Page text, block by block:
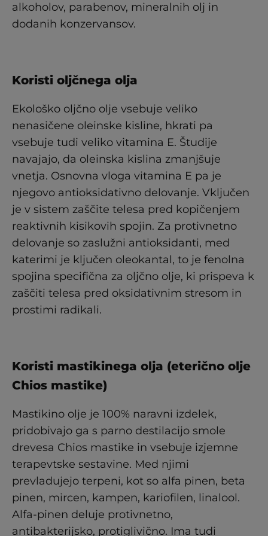
alkoholov, parabenov, mineralnih olj in
dodanih konzervansov.
Koristi oljčnega olja
Ekološko oljčno olje vsebuje veliko
nenasičene oleinske kisline, hkrati pa
vsebuje tudi veliko vitamina E. Študije
navajajo, da oleinska kislina zmanjšuje
vnetja. Osnovna vloga vitamina E pa je
njegovo antioksidativno delovanje. Vključen
je v sistem zaščite telesa pred kopičenjem
reaktivnih kisikovih spojin. Za protivnetno
delovanje so zaslužni antioksidanti, med
katerimi je ključen oleokantal, to je fenolna
spojina specifična za oljčno olje, ki prispeva k
zaščiti telesa pred oksidativnim stresom in
prostimi radikali.
Koristi mastikinega olja (eterično olje
Chios mastike)
Mastikino olje je 100% naravni izdelek,
pridobivajo ga s parno destilacijo smole
drevesa Chios mastike in vsebuje izjemne
terapevtske sestavine. Med njimi
prevladujejo terpeni, kot so alfa pinen, beta
pinen, mircen, kampen, kariofilen, linalool.
Alfa-pinen deluje protivnetno,
antibakterijsko, protiglivično. Ima tudi